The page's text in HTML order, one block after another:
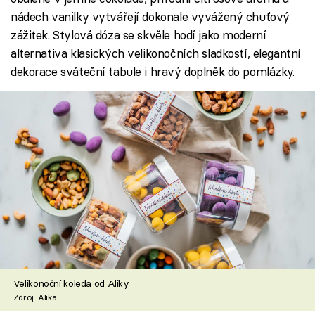
nádech vanilky vytvářejí dokonale vyvážený chuťový
zážitek. Stylová dóza se skvěle hodí jako moderní
alternativa klasických velikonočních sladkostí, elegantní
dekorace sváteční tabule i hravý doplněk do pomlázky.
Velikonoční koleda od Aliky
Zdroj: Alika